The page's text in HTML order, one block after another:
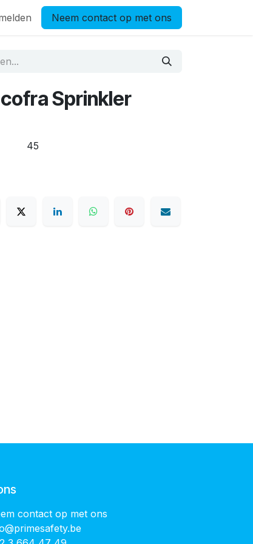
Neem contact op met ons
Sprinkler
45
contact op met ons